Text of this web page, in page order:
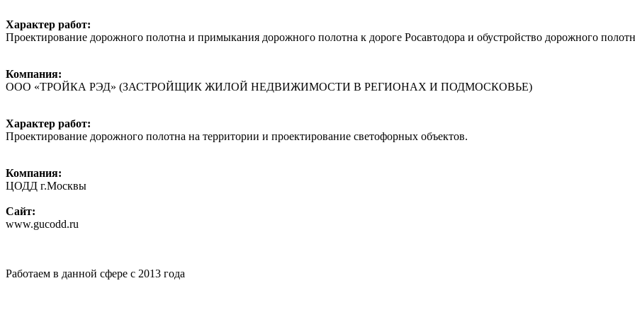
Характер работ:
Проектирование дорожного полотна и примыкания дорожного полотна к дороге Росавтодора и обустройство дорожного
Компания:
ООО «ТРОЙКА РЭД» (ЗАСТРОЙЩИК ЖИЛОЙ НЕДВИЖИМОСТИ В РЕГИОНАХ И ПОДМОСКОВЬЕ)
Характер работ:
Проектирование дорожного полотна на территории и проектирование светофорных объектов.
Компания:
ЦОДД г.Москвы
Сайт:
www.gucodd.ru
Работаем в данной сфере с 2013 года